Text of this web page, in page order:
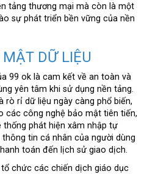
tảng thương mại mà còn là một
sự phát triển bền vững của nền
DỮ LIỆU
99 ok là cam kết về an toàn và
yên tâm khi sử dụng nền tảng.
rò rỉ dữ liệu ngày càng phổ biến,
các công nghệ bảo mật tiên tiến,
phát hiện xâm nhập tự
tin cá nhân của người dùng
toán đến lịch sử giao dịch.
chức các chiến dịch giáo dục